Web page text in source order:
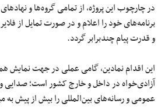
در چارچوب این پروژه، از تمامی گروه‌ها و
برنامه‌های خود را اعلام و در صورت تمایل از
و قدرت پیام چندبرابر گردد.
این اقدام نمادین، گامی عملی در جهت نمایش
آزادی‌خواه در داخل و خارج کشور است؛ صدایی
عمومی و رسانه‌های بین‌المللی را بیش از پیش به